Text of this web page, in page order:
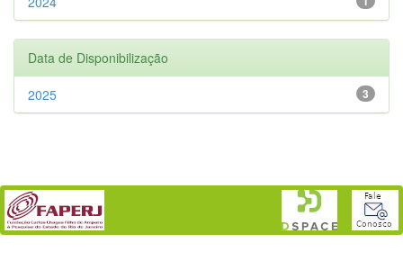
Data de Disponibilização
3
2025